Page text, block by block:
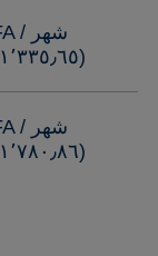
(١٬٣٣٥٫٦٥ £) ( تقدير)
(١٬٧٨٠٫٨٦ £) ( تقدير)